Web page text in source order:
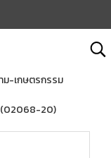
-เกษตรกรรม
(02068-20)